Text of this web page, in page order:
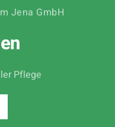
Jena GmbH
Pflege